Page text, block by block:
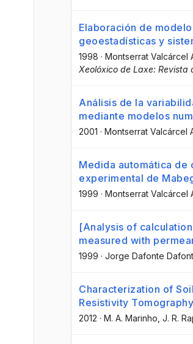
Elaboración de
geoestadísticas y
1998 · Montserrat Valcárcel
Xeolóxico de Laxe: Revista
Análisis de la
mediante modelos
2001 · Montserrat Valcárcel
Medida automática de
experimental de
1999 · Montserrat Valcárcel
[Analysis of
measured with
1999 · Jorge Dafonte
Characterization of
Resistivity
2012 · M. A. Marinho, J. R.